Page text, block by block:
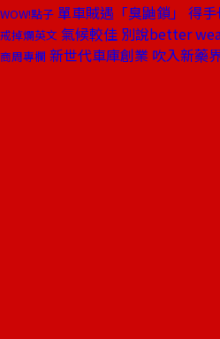
WOW!點子 單車賊遇「臭鼬鎖」 得
戒掉爛英文 氣候較佳 別說better
商周專欄 新世代車庫創業 吹入新藥